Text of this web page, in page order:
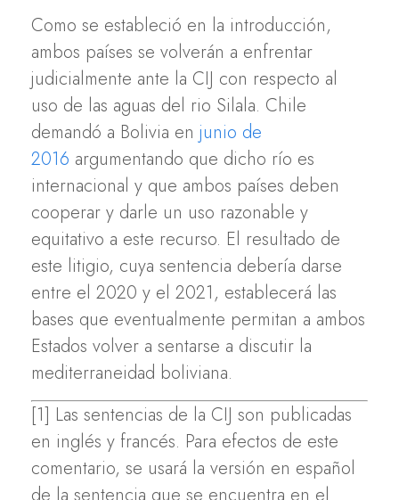
Como se estableció en la introducción,
ambos países se volverán a enfrentar
judicialmente ante la CIJ con respecto al
uso de las aguas del rio Silala. Chile
demandó a Bolivia en junio de
2016 argumentando que dicho río es
internacional y que ambos países deben
cooperar y darle un uso razonable y
equitativo a este recurso. El resultado de
este litigio, cuya sentencia debería darse
entre el 2020 y el 2021, establecerá las
bases que eventualmente permitan a ambos
Estados volver a sentarse a discutir la
mediterraneidad boliviana.
[1] Las sentencias de la CIJ son publicadas
en inglés y francés. Para efectos de este
comentario, se usará la versión en español